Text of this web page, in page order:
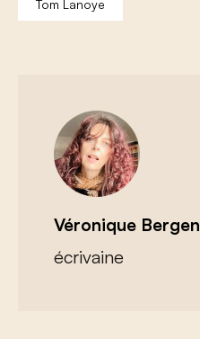
Tom Lanoye
Véronique Bergen
écrivaine